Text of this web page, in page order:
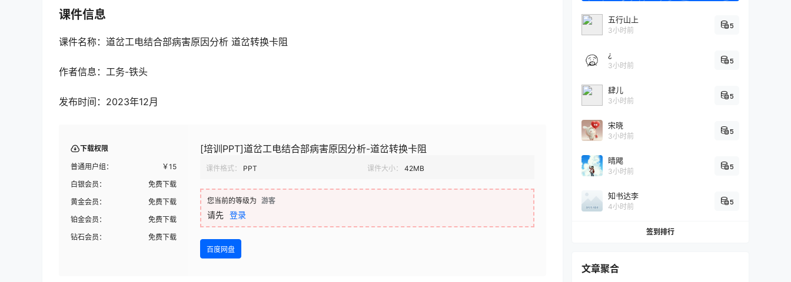
课件信息
课件名称：道岔工电结合部病害原因分析 道岔转换卡阻
作者信息：工务-铁头
发布时间：2023年12月
下载权限
普通用户组： ￥15
白银会员：
免费下载
黄金会员：
免费下载
铂金会员：
免费下载
钻石会员：
免费下载
[培训PPT]道岔工电结合部病害原因分析-道岔转换卡阻
课件格式： PPT 课件大小： 42MB
您当前的等级为 游客
请先 登录
百度网盘
五行山上
3小时前
5
¿
3小时前
5
肆儿
3小时前
5
宋晓
3小时前
5
晴飔
3小时前
5
知书达李
4小时前
5
签到排行
文章聚合